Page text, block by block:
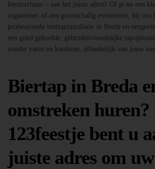
feestverhuur – aan het juiste adres! Of je nu een
organiseert of een grootschalig evenement, bij ons
professionele biertapinstallatie in Breda en
een goed gekoelde, gebruiksvriendelijke
zonder vaten en koolzuur, afhankelijk van jouw
Biertap in Breda
omstreken
123feestje bent u
juiste adres om